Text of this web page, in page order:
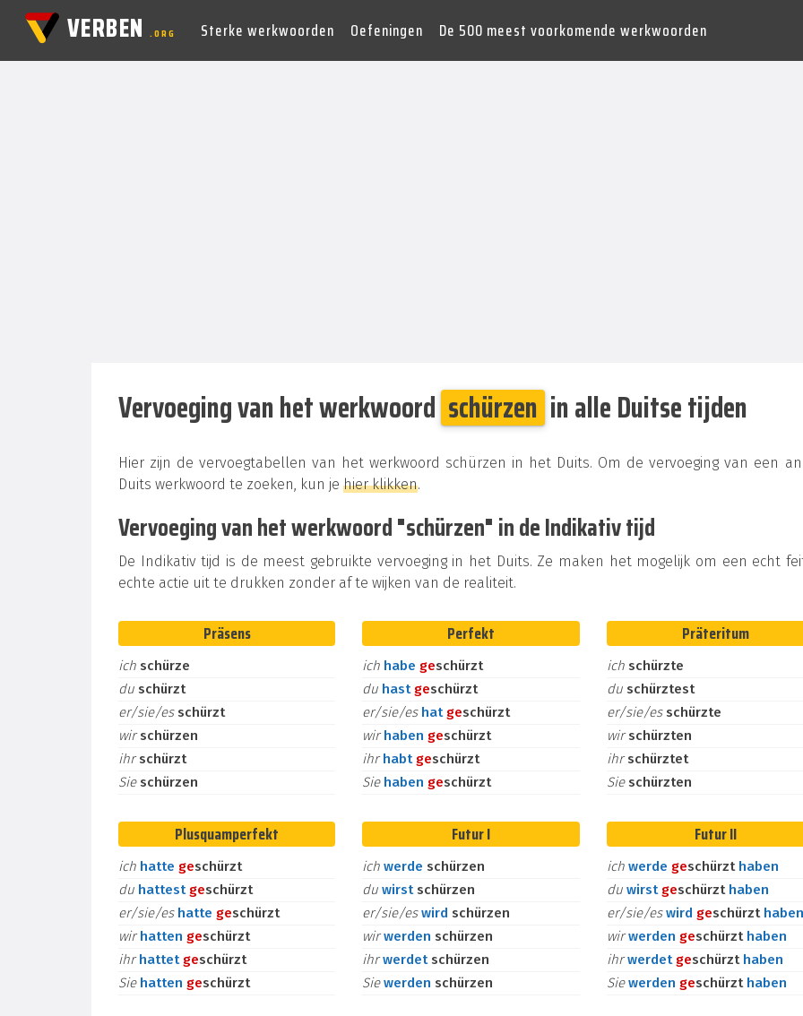
VERBEN.ORG Sterke werkwoorden Oefeningen De 500 meest voorkomende werkwoorden
Vervoeging van het werkwoord schürzen in alle Duitse tijden
Hier zijn de vervoegtabellen van het werkwoord schürzen in het Duits. Om de vervoeging van een
Duits werkwoord te zoeken, kun je hier klikken.
Vervoeging van het werkwoord "schürzen" in de Indikativ tijd
De Indikativ tijd is de meest gebruikte vervoeging in het Duits. Ze maken het mogelijk om een echt
echte actie uit te drukken zonder af te wijken van de realiteit.
Präsens
ich schürze
du schürzt
er/sie/es schürzt
wirschürzen
ihrschürzt
Sie schürzen
Perfekt
ich habe geschürzt
du hast geschürzt
er/sie/es hat geschürzt
wirhaben geschürzt
ihrhabt geschürzt
Sie haben geschürzt
Präteritum
ich schürzte
du schürztest
er/sie/es schürzte
wirschürzten
ihrschürztet
Sie schürzten
Plusquamperfekt
ich hatte geschürzt
du hattest geschürzt
er/sie/es hatte geschürzt
wirhatten geschürzt
ihrhattet geschürzt
Sie hatten geschürzt
Futur I
ichwerde schürzen
duwirst schürzen
er/sie/eswird schürzen
wirwerden schürzen
ihrwerdet schürzen
Siewerden schürzen
Futur II
ich werde geschürzt haben
du wirst geschürzt haben
er/sie/eswird geschürzt haben
wirwerden geschürzt haben
ihrwerdet geschürzt haben
Siewerden geschürzt haben